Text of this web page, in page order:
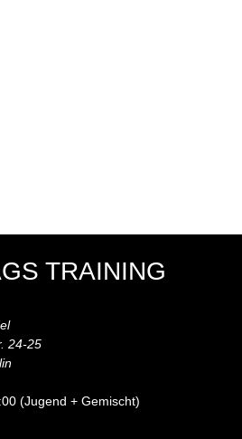
TRAINING
24-25
(Jugend + Gemischt)